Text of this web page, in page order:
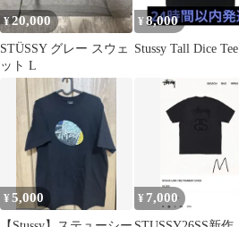
¥20,000
STÜSSY グレー スウェ
ット L
¥ 8,000
Stussy Tall Dice Tee
¥5,000 ¥ 7,000